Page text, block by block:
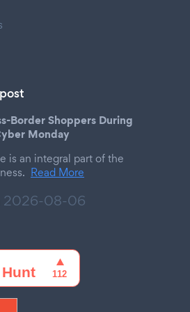
Border Shoppers During
Monday
is an integral part of the
Read More
2026-08-06